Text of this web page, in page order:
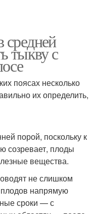
тыкву с
поясах несколько
их определить,
порой, поскольку к
созревает, плоды
вещества.
не слишком
плодов напрямую
сроки — с